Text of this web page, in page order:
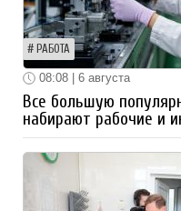
РАБОТА
08:08 | 6 августа
Все большую
набирают рабочие и